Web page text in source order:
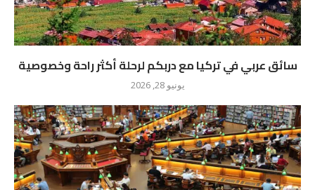
سائق عربي في تركيا مع دربكم لرحلة أكثر راحة وخصوصية
يونيو 28, 2026